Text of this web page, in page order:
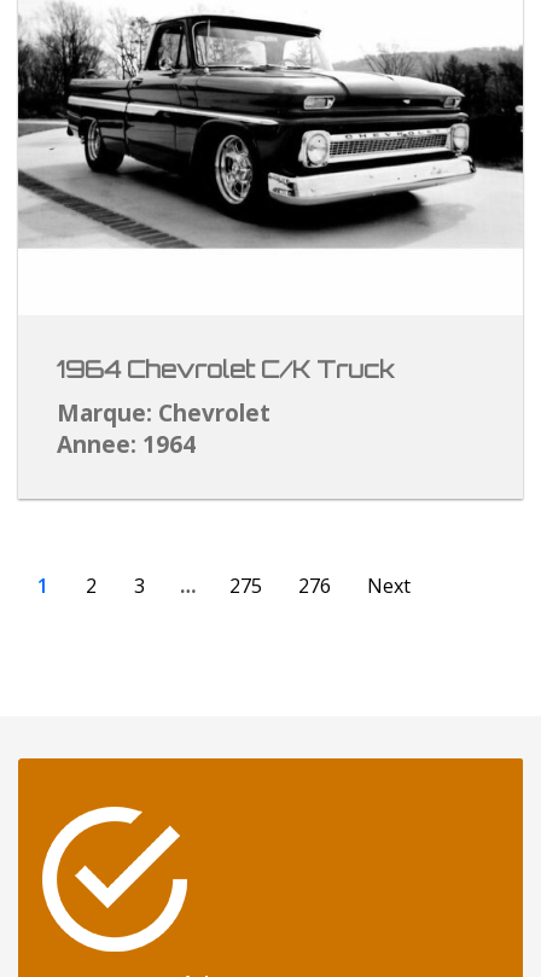
1964 Chevrolet C/K Truck
Marque: Chevrolet
Annee: 1964
1 2 3 … 275 276 Next